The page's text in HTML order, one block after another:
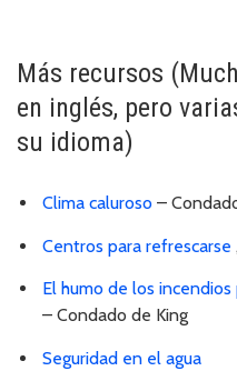
Más recursos
en inglés, pero
su idioma)
Clima caluroso –
Centros para refrescarse
El humo de los
– Condado de King
Seguridad en el agua